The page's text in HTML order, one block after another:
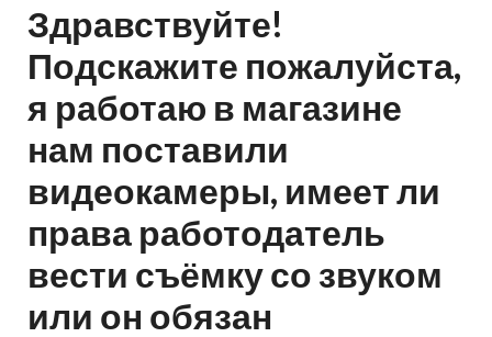
Здравствуйте!
Подскажите пожалуйста,
я работаю в магазине
нам поставили
видеокамеры, имеет ли
права работодатель
вести съёмку со звуком
или он обязан